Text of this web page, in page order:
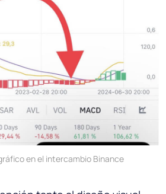
en el intercambio Binance